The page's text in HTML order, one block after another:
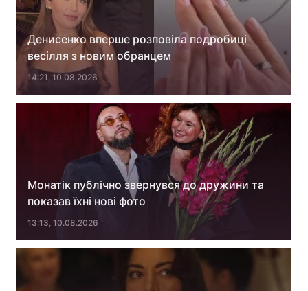
Денисенко вперше розповіла подробиці
весілля з новим обранцем
14:21, 10.08.2026
Монатік публічно звернувся до дружини та
показав їхні нові фото
13:13, 10.08.2026